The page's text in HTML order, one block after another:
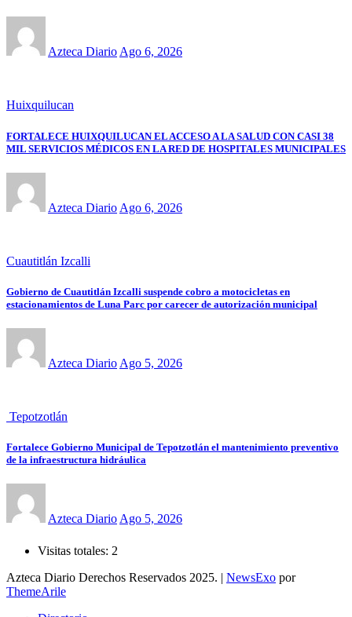
Azteca DiarioAgo 6, 2026
Huixquilucan
FORTALECE HUIXQUILUCAN EL ACCESO A LA SALUD CON CASI 38
MIL SERVICIOS MÉDICOS EN LA RED DE HOSPITALES MUNICIPALES
Azteca Diario Ago 6, 2026
Cuautitlán Izcalli
Gobierno de Cuautitlán Izcalli suspende cobro a motocicletas en
estacionamientos de Luna Parc por carecer de autorización municipal
Azteca Diario Ago 5, 2026
Tepotzotlán
Fortalece Gobierno Municipal de Tepotzotlán el mantenimiento preventivo
de la infraestructura hidráulica
Azteca DiarioAgo 5, 2026
Visitas totales: 2
Azteca Diario Derechos Reservados 2025. | NewsExo por
ThemeArile